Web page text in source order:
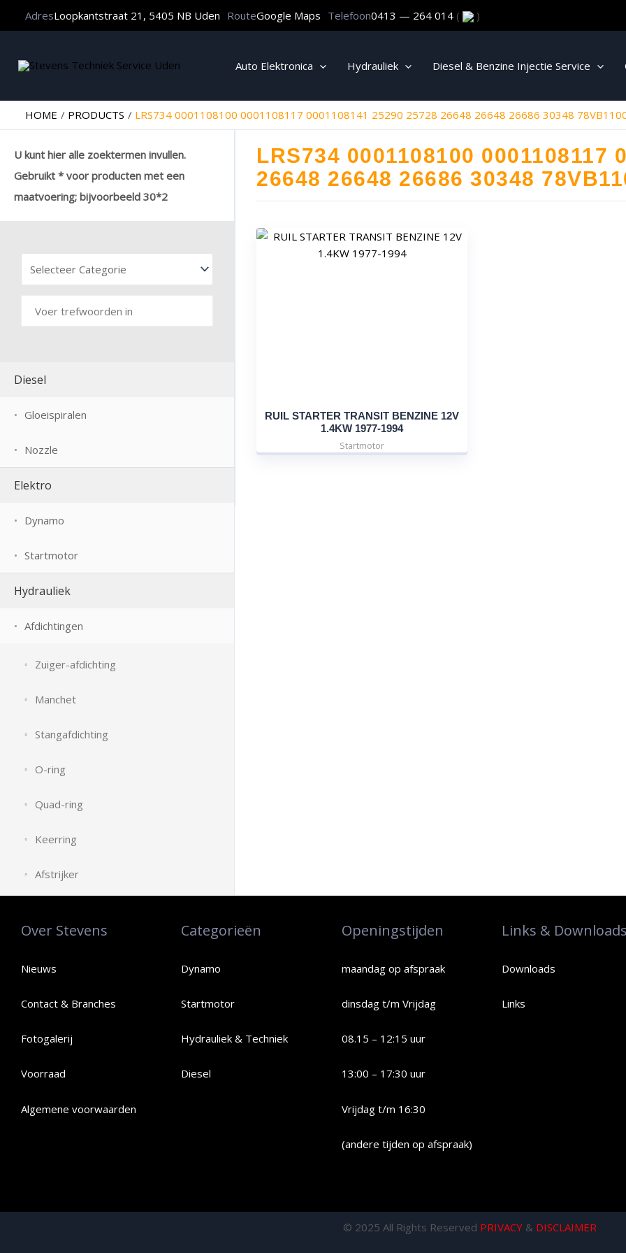
AdresLoopkantstraat 21, 5405 NB Uden RouteGoogle Maps Telefoon0413 — 264 014 ( )
Auto Elektronica Hydrauliek Diesel & Benzine Injectie Service
HOME PRODUCTS LRS734 0001108100 0001108117 0001108141 25290 25728 26648 26648 26686 30348
U kunt hier alle zoektermen invullen.
Gebruikt * voor producten met een
maatvoering; bijvoorbeeld 30*2
Diesel
Gloeispiralen
Nozzle
Elektro
Dynamo
Startmotor
Hydrauliek
Afdichtingen
Zuiger-afdichting
Manchet
Stangafdichting
O-ring
Quad-ring
Keerring
Afstrijker
LRS734 0001108100 0001108117
26648 26648 26686 30348
RUIL STARTER TRANSIT BENZINE 12V
1.4KW 1977-1994
Startmotor
Over Stevens
Nieuws
Contact & Branches
Fotogalerij
Voorraad
Algemene voorwaarden
Categorieën
Dynamo
Startmotor
Hydrauliek & Techniek
Diesel
Openingstijden
maandag op afspraak
dinsdag t/m Vrijdag
08.15 – 12:15 uur
13:00 – 17:30 uur
Vrijdag t/m 16:30
(andere tijden op afspraak)
Links &
Downloads
Links
© 2025 All Rights Reserved PRIVACY& DISCLAIMER